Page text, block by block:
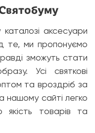
аксесуари
те, ми пропонуємо
зможуть стати
Усі святкові
та вроздріб за
нашому сайті легко
якість товарів та